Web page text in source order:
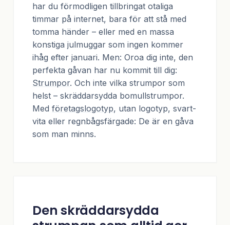
har du förmodligen tillbringat otaliga
timmar på internet, bara för att stå med
tomma händer – eller med en massa
konstiga julmuggar som ingen kommer
ihåg efter januari. Men: Oroa dig inte, den
perfekta gåvan har nu kommit till dig:
Strumpor. Och inte vilka strumpor som
helst – skräddarsydda bomullstrumpor.
Med företagslogotyp, utan logotyp, svart-
vita eller regnbågsfärgade: De är en gåva
som man minns.
Den skräddarsydda